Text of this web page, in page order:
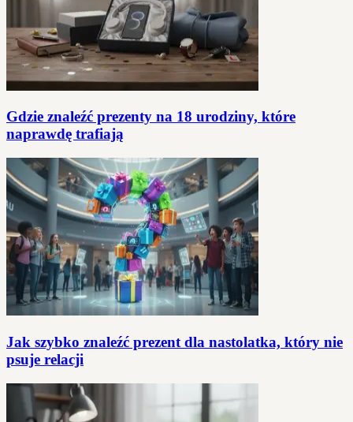
Gdzie znaleźć prezenty na 18 urodziny, które
naprawdę trafiają
Jak szybko znaleźć prezent dla nastolatka, który nie
psuje relacji